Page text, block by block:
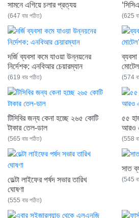
সামনে এগিয়ে চলার প্রত্যয়
(647 বার পঠিত) (625
দর্জি ব্যবসা কমে যাওয়া উন্নয়নের
নির্দেশক: এনবিআর চেয়ারম্যান
(619 বার পঠিত) (574
টিসিবির জন্য কেনা হচ্ছে ২৬৫ কোটি
টাকার তেল-ডাল
(565 বার পঠিত)
৫৫
আরও
(558
ডেল্টা লাইফের পর্ষদ সভার তারিখ
ঘোষণা
(555 বার পঠিত)
সাত
(545